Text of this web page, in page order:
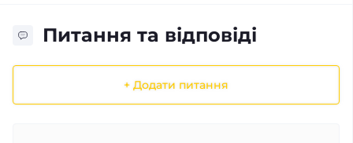
Питання та відповіді
+ Додати питання